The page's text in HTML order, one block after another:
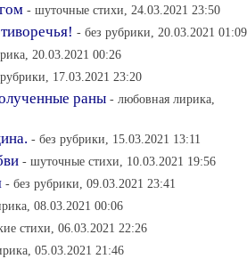
- шуточные стихи, 24.03.2021 23:50
- без рубрики, 20.03.2021 01:09
20.03.2021 00:26
17.03.2021 23:20
раны - любовная лирика,
- без рубрики, 15.03.2021 13:11
- шуточные стихи, 10.03.2021 19:56
- без рубрики, 09.03.2021 23:41
08.03.2021 00:06
стихи, 06.03.2021 22:26
05.03.2021 21:46